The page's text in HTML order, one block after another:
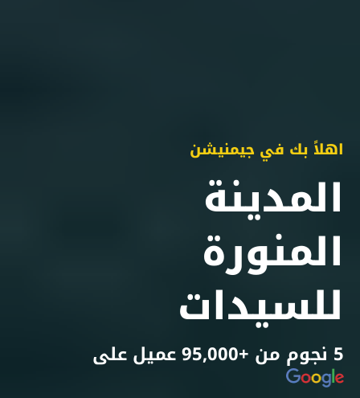
اهلاً بك في جيمنيشن
المدينة
المنورة
للسيدات
5 نجوم من +95,000 عميل على